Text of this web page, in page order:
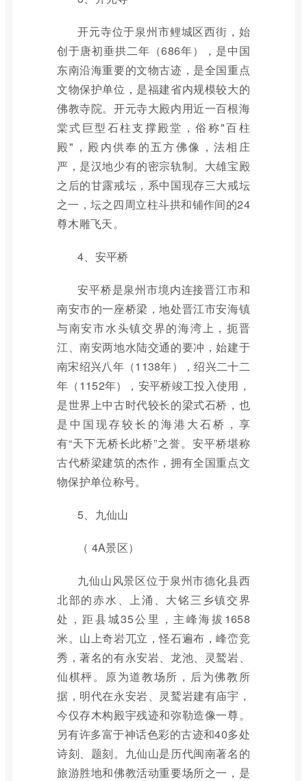
开元寺位于泉州市鲤城区西街，始
创于唐初垂拱二年（686年），是中国
东南沿海重要的文物古迹，是全国重点
文物保护单位，是福建省内规模较大的
佛教寺院。开元寺大殿内用近一百根海
棠式巨型石柱支撑殿堂，俗称"百柱
殿"，殿内供奉的五方佛像，法相庄
严，是汉地少有的密宗轨制。大雄宝殿
之后的甘露戒坛，系中国现存三大戒坛
之一，坛之四周立柱斗拱和铺作间的24
尊木雕飞天。
4、安平桥
安平桥是泉州市境内连接晋江市和
南安市的一座桥梁，地处晋江市安海镇
与南安市水头镇交界的海湾上，扼晋
江、南安两地水陆交通的要冲，始建于
南宋绍兴八年（1138年），绍兴二十二
年（1152年），安平桥竣工投入使用，
是世界上中古时代较长的梁式石桥，也
是中国现存较长的海港大石桥，享
有“天下无桥长此桥”之誉。安平桥堪称
古代桥梁建筑的杰作，拥有全国重点文
物保护单位称号。
5、九仙山
（ 4A景区）
九仙山风景区位于泉州市德化县西
北部的赤水、上涌、大铭三乡镇交界
处，距县城35公里，主峰海拔1658
米。山上奇岩兀立，怪石遍布，峰峦竞
秀，著名的有永安岩、龙池、灵鹫岩、
仙棋枰。原为道教场所，后为佛教所
据，明代在永安岩、灵鹫岩建有庙宇，
今仅存木构殿宇残迹和弥勒造像一尊。
另有许多富于神话色彩的古迹和40多处
诗刻、题刻。九仙山是历代闽南著名的
旅游胜地和佛教活动重要场所之一，是